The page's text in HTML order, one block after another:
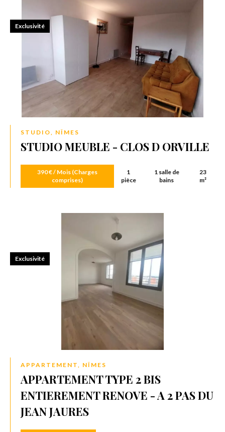
STUDIO, NÎMES
STUDIO MEUBLE - CLOS D ORVILLE
390 € / Mois (Charges
comprises)
1
pièce
1 salle de
bains
23
m²
Exclusivité
APPARTEMENT, NÎMES
APPARTEMENT TYPE 2 BIS
ENTIEREMENT RENOVE - A 2 PAS DU
JEAN JAURES
Exclusivité